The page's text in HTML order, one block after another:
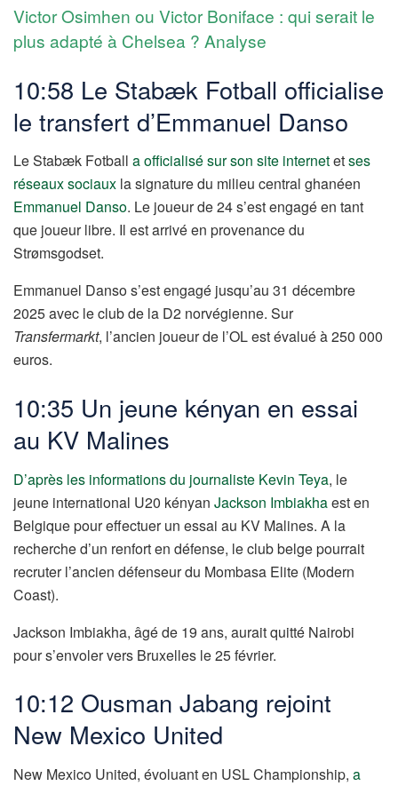
Victor Osimhen ou Victor Boniface : qui serait le
plus adapté à Chelsea ? Analyse
10:58 Le Stabæk Fotball officialise
le transfert d’Emmanuel Danso
Le Stabæk Fotball a officialisé sur son site internetetses
réseaux sociaux la signature du milieu central ghanéen
Emmanuel Danso. Le joueur de 24 s’est engagé en tant
que joueur libre. Il est arrivé en provenance du
Strømsgodset.
Emmanuel Danso s’est engagé jusqu’au 31 décembre
2025 avec le club de la D2 norvégienne. Sur
Transfermarkt, l’ancien joueur de l’OL est évalué à 250 000
euros.
10:35 Un jeune kényan en essai
au KV Malines
D’après les informations du journaliste Kevin Teya, le
jeune international U20 kényan Jackson Imbiakhaest en
Belgique pour effectuer un essai au KV Malines. A la
recherche d’un renfort en défense, le club belge pourrait
recruter l’ancien défenseur du Mombasa Elite (Modern
Coast).
Jackson Imbiakha, âgé de 19 ans, aurait quitté Nairobi
pour s’envoler vers Bruxelles le 25 février.
10:12 Ousman Jabang rejoint
New Mexico United
New Mexico United, évoluant en USL Championship, a